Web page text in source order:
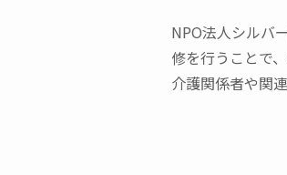
NPO法人シルバ
修を行うことで
介護関係者や関